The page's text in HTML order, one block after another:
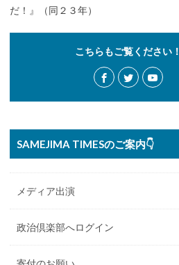
だ！』（同２３年）
こちらもご覧ください！
SAMEJIMA TIMESのご案内👇
メディア出演
政治倶楽部へログイン